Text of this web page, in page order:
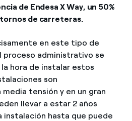
de Endesa X Way, un 50%
de carreteras.
en este tipo de
proceso administrativo se
hora de instalar estos
son
tensión y en un gran
llevar a estar 2 años
instalación hasta que puede